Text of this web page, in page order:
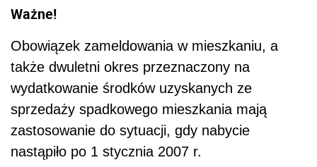
Ważne!
Obowiązek zameldowania w mieszkaniu, a
także dwuletni okres przeznaczony na
wydatkowanie środków uzyskanych ze
sprzedaży spadkowego mieszkania mają
zastosowanie do sytuacji, gdy nabycie
nastąpiło po 1 stycznia 2007 r.